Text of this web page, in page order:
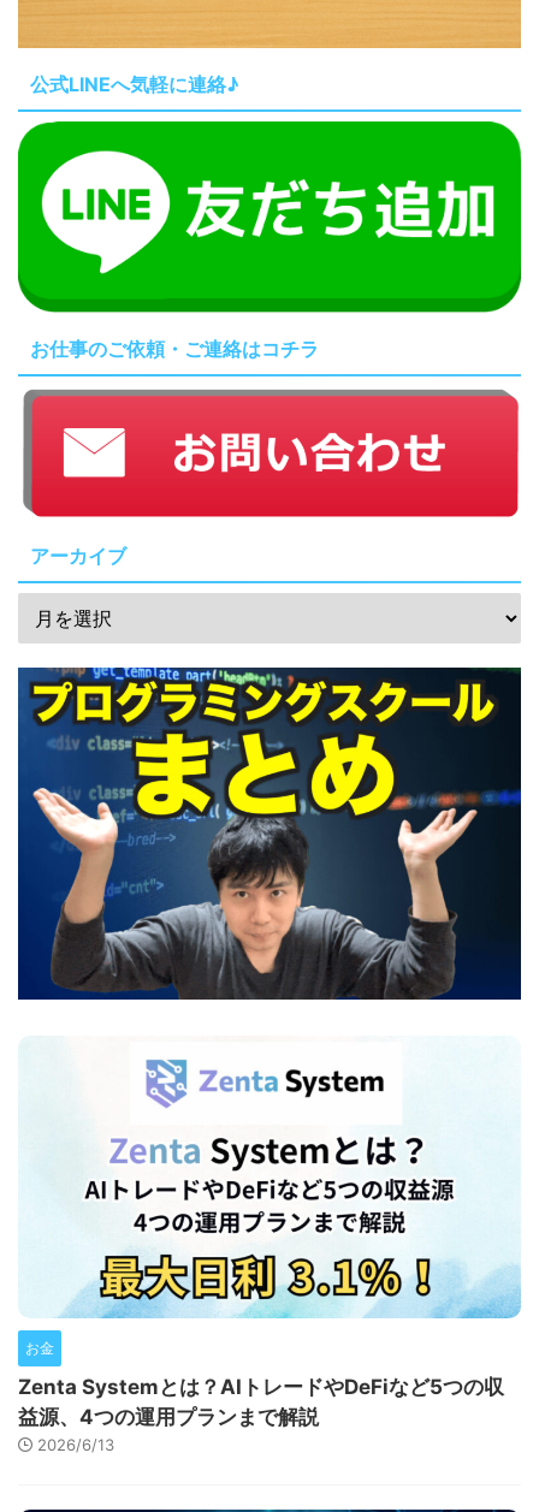
公式LINEへ気軽に連絡♪
お仕事のご依頼・ご連絡はコチラ
アーカイブ
お金
Zenta Systemとは？AIトレードやDeFiなど5つの収
益源、4つの運用プランまで解説
2026/6/13